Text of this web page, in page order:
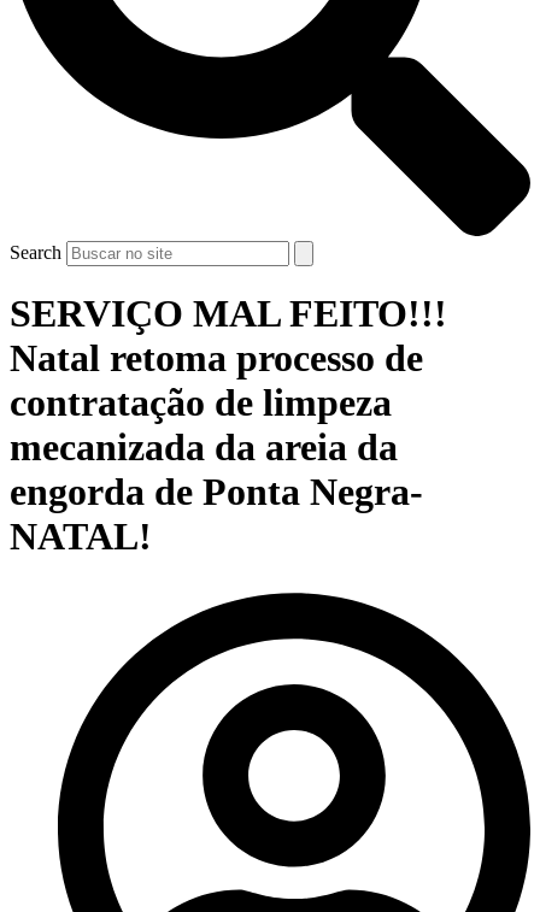
Search
SERVIÇO MAL FEITO!!!
Natal retoma processo de
contratação de limpeza
mecanizada da areia da
engorda de Ponta Negra-
NATAL!